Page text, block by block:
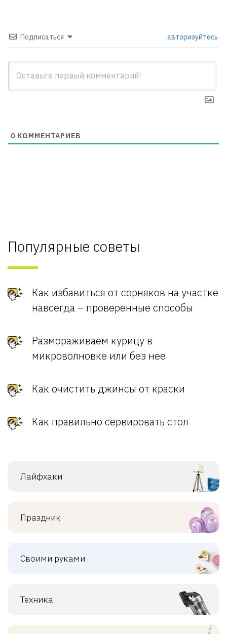
Подписаться авторизуйтесь
0 КОММЕНТАРИЕВ
Популярные советы
Как избавиться от сорняков на участке
навсегда – проверенные способы
Размораживаем курицу в
микроволновке или без нее
Как очистить джинсы от краски
Как правильно сервировать стол
Лайфхаки
Праздник
Своими руками
Техника